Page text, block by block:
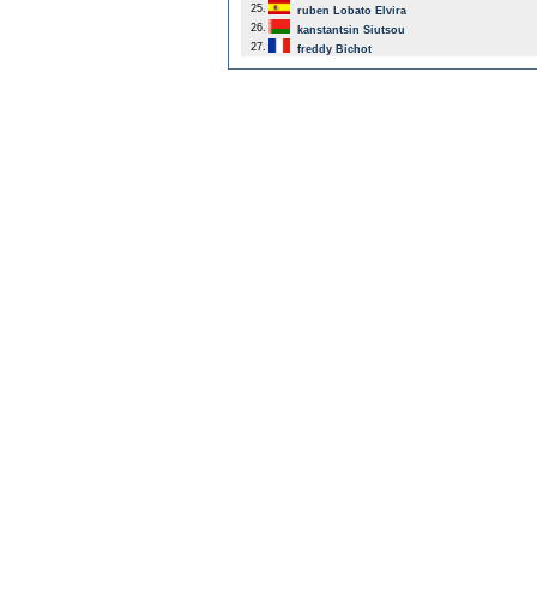
25.
ruben Lobato Elvira
26.
kanstantsin Siutsou
27.
freddy Bichot